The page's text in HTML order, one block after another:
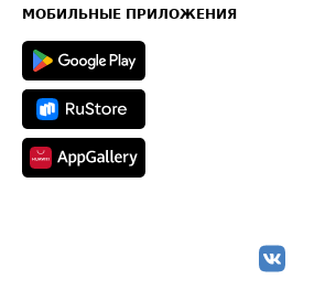
Техническая информация
МОБИЛЬНЫЕ ПРИЛОЖЕНИЯ